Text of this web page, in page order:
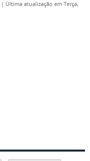
| Última atualização em Terça,